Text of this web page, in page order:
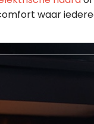
waar